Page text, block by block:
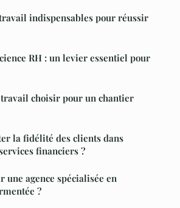
indispensables pour réussir
RH : un levier essentiel pour
choisir pour un chantier
la fidélité des clients dans
financiers ?
une agence spécialisée en
?